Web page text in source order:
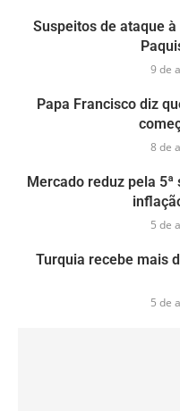
Suspeitos de ataque
9 de
Papa Francisco diz
8 de
Mercado reduz pela
5 de
Turquia recebe mais
5 de